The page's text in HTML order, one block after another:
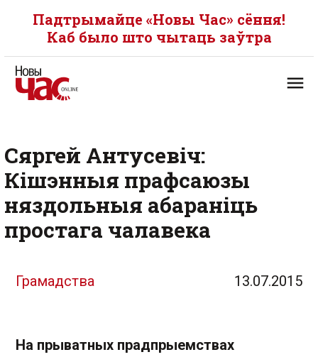
Падтрымайце «Новы Час» сёння!
Каб было што чытаць заўтра
Сяргей Антусевіч:
Кішэнныя прафсаюзы
няздольныя абараніць
простага чалавека
Грамадства 13.07.2015
На прыватных прадпрыемствах